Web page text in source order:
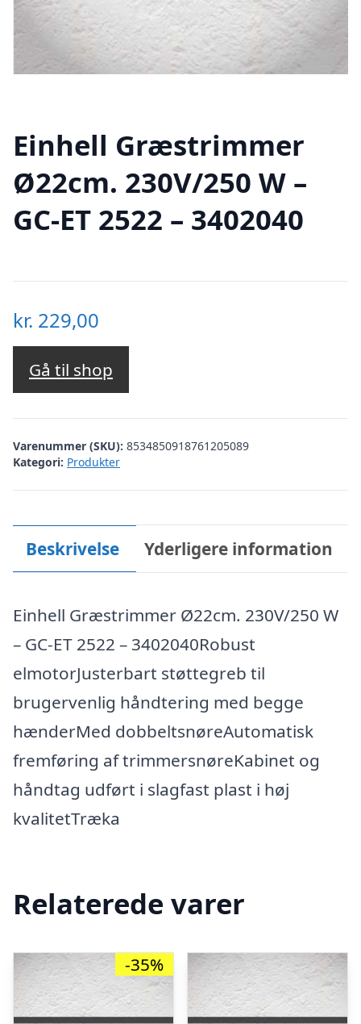
Einhell Græstrimmer
Ø22cm. 230V/250 W –
GC-ET 2522 – 3402040
kr. 229,00
Gå til shop
Varenummer (SKU): 8534850918761205089
Kategori: Produkter
Beskrivelse Yderligere information
Einhell Græstrimmer Ø22cm. 230V/250 W
– GC-ET 2522 – 3402040Robust
elmotorJusterbart støttegreb til
brugervenlig håndtering med begge
hænderMed dobbeltsnøreAutomatisk
fremføring af trimmersnøreKabinet og
håndtag udført i slagfast plast i høj
kvalitetTræka
Relaterede varer
-35%